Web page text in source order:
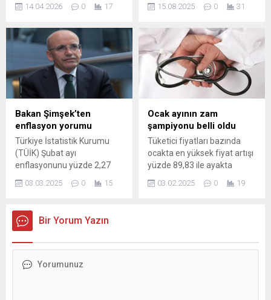
veriler de gelmeye başladı.
toplantısında TMCB faiz
artışına gidecek mi? İşte
ekonomistlerin beklentileri
14.04.2026 0 17
hızlandırdı. 15 Ağustos 2025
konut, taşıt ve ihtiyaç kredisi
oranları ve geri ödeme
tabloları belli oldu. İşte
detaylar...
15.08.2025 0 31
Bakan Şimşek’ten
enflasyon yorumu
Türkiye İstatistik Kurumu
(TÜİK) Şubat ayı
enflasyonunu yüzde 2,27
olarak açıkladı. Yıllık
enflasyon 39,05 oldu. Bakan
gerilediğini" açıkladı. "DOKUZ
AYDIR GERİLEYEN YILLIK
03.03.2025 0 15
Ocak ayının zam
şampiyonu belli oldu
Tüketici fiyatları bazında
ocakta en yüksek fiyat artışı
yüzde 89,83 ile ayakta
tedavi hizmetlerinde
gerçekleşirken en çok
03.02.2025 0 19
Bir Yorum Yazın